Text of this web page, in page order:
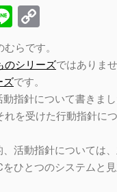
Line
Link
らです。
のシリーズではありませ
ズです。
指針について書きまし
れを受けた行動指針に
、活動指針については、
をひとつのシステムと